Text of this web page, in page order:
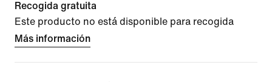
Recogida gratuita
Este producto no está disponible para recogida
Más información